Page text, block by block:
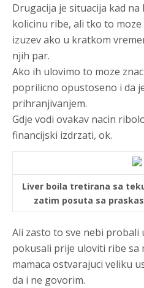
Drugacija je situacija kad
kolicinu ribe, ali tko to
izuzev ako u kratkom
njih par.
Ako ih ulovimo to moze
poprilicno opustoseno i da
prihranjivanjem.
Gdje vodi ovakav nacin
financijski izdrzati, ok.
Liver boila tretirana sa
zatim posuta sa
Ali zasto to sve nebi probali
pokusali prije uloviti ribe sa
mamaca ostvarajuci veliku
da i ne govorim.